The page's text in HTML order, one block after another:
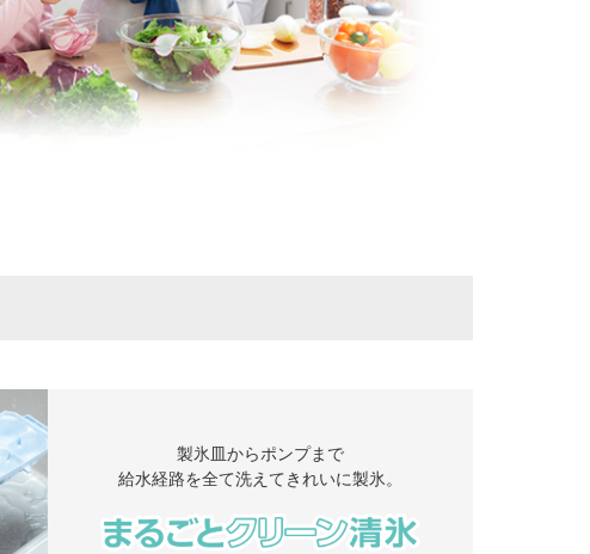
製氷皿からポンプまで
給水経路を全て洗えてきれいに製氷。